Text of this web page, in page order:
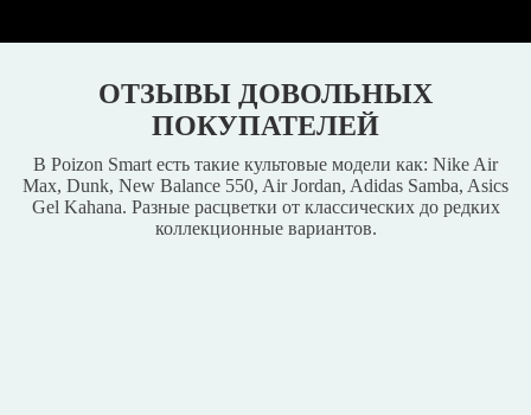
ОТЗЫВЫ ДОВОЛЬНЫХ
ПОКУПАТЕЛЕЙ
В Poizon Smart есть такие культовые модели как: Nike Air
Max, Dunk, New Balance 550, Air Jordan, Adidas Samba, Asics
Gel Kahana. Разные расцветки от классических до редких
коллекционные вариантов.